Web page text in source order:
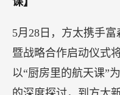
林清轩希望通过
性的柔美，花蕊中的
理性，体现女性的坚
线，品牌也藉由这一
于东方美学和都市轻